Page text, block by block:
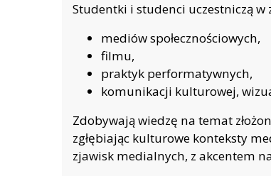
Studentki i studenci uczestniczą
mediów społecznościowych,
filmu,
praktyk performatywnych,
komunikacji kulturowej,
Zdobywają wiedzę na temat
zgłębiając kulturowe konteksty
zjawisk medialnych, z akcentem